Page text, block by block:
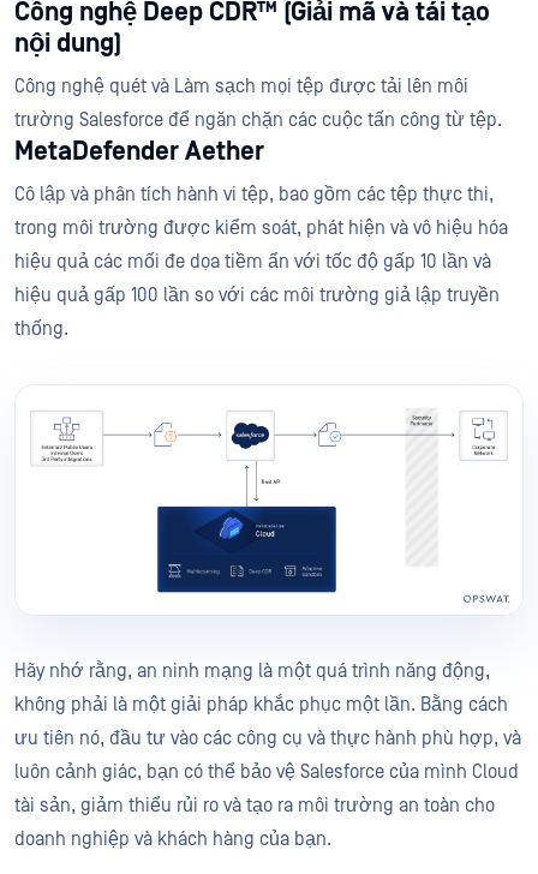
Công nghệ Deep CDR™ (Giải mã và tái tạo
nội dung)
Công nghệ quét và Làm sạch mọi tệp được tải lên môi
trường Salesforce để ngăn chặn các cuộc tấn công từ tệp.
MetaDefender Aether
Cô lập và phân tích hành vi tệp, bao gồm các tệp thực thi,
trong môi trường được kiểm soát, phát hiện và vô hiệu hóa
hiệu quả các mối đe dọa tiềm ẩn với tốc độ gấp 10 lần và
hiệu quả gấp 100 lần so với các môi trường giả lập truyền
thống.
Hãy nhớ rằng, an ninh mạng là một quá trình năng động,
không phải là một giải pháp khắc phục một lần. Bằng cách
ưu tiên nó, đầu tư vào các công cụ và thực hành phù hợp, và
luôn cảnh giác, bạn có thể bảo vệ Salesforce của mình Cloud
tài sản, giảm thiểu rủi ro và tạo ra môi trường an toàn cho
doanh nghiệp và khách hàng của bạn.